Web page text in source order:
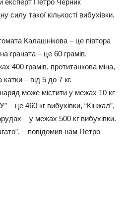
експерт Петро Черник
силу такої кількості вибухівки.
Калашнікова – це півтора
граната – це 60 грамів,
400 грамів, протитанкова міна,
– від 5 до 7 кг.
може містити у межах 10 кг
– це 460 кг вибухівки, “Кінжал”,
– у межах 500 кг вибухівки.
– повідомив нам Петро